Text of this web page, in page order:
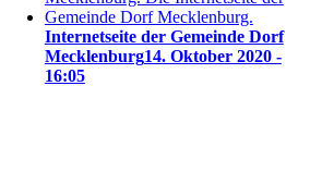
Internetseite der Gemeinde Dorf
Mecklenburg14. Oktober 2020 -
16:05